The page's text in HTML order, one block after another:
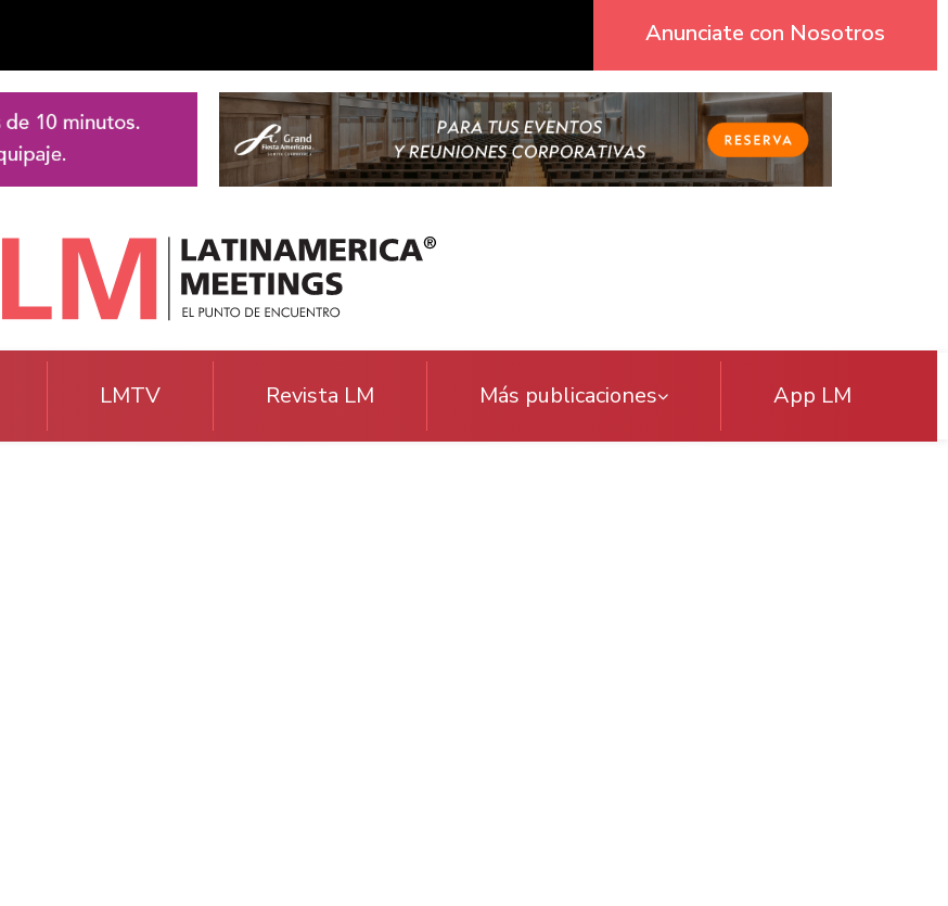
Anunciate con Nosotros
LMTV Revista LM Más publicaciones App LM